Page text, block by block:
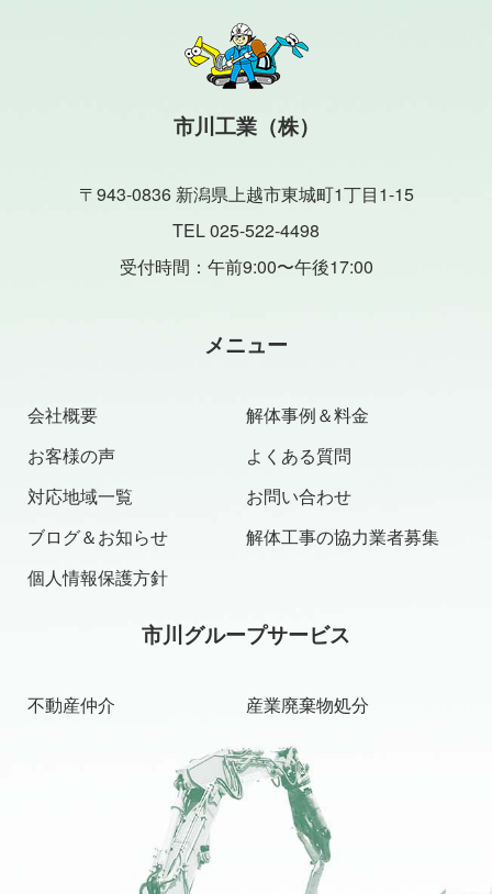
市川工業（株）
〒943-0836 新潟県上越市東城町1丁目1-15
TEL 025-522-4498
受付時間：午前9:00〜午後17:00
メニュー
会社概要
解体事例＆料金
お客様の声
よくある質問
対応地域一覧
お問い合わせ
ブログ＆お知らせ
解体工事の協力業者募集
個人情報保護方針
市川グループサービス
不動産仲介 産業廃棄物処分